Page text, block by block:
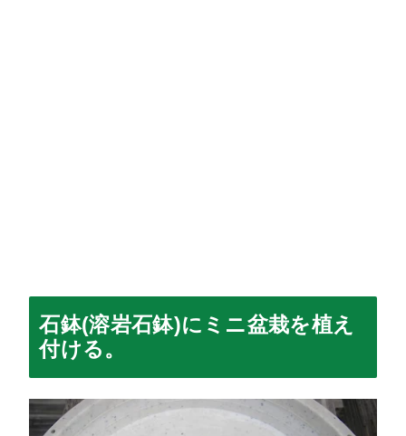
石鉢(溶岩石鉢)にミニ盆栽を植え
付ける。